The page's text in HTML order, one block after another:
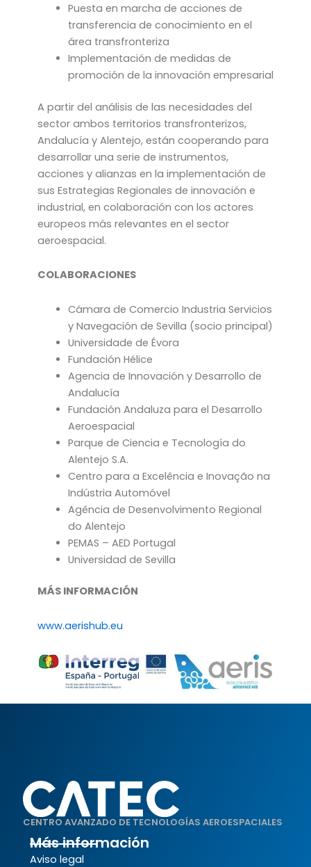
Puesta en marcha de acciones de
transferencia de conocimiento en el
área transfronteriza
Implementación de medidas de
promoción de la innovación empresarial
A partir del análisis de las necesidades del
sector ambos territorios transfronterizos,
Andalucía y Alentejo, están cooperando para
desarrollar una serie de instrumentos,
acciones y alianzas en la implementación de
sus Estrategias Regionales de innovación e
industrial, en colaboración con los actores
europeos más relevantes en el sector
aeroespacial.
COLABORACIONES
Cámara de Comercio Industria Servicios
y Navegación de Sevilla (socio principal)
Universidade de Évora
Fundación Hélice
Agencia de Innovación y Desarrollo de
Andalucía
Fundación Andaluza para el Desarrollo
Aeroespacial
Parque de Ciencia e Tecnología do
Alentejo S.A.
Centro para a Excelência e Inovação na
Indústria Automóvel
Agência de Desenvolvimento Regional
do Alentejo
PEMAS – AED Portugal
Universidad de Sevilla
MÁS INFORMACIÓN
www.aerishub.eu
CENTRO AVANZADO DE TECNOLOGÍAS AEROESPACIALES
Más información
Aviso legal